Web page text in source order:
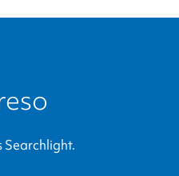
Searchlight.